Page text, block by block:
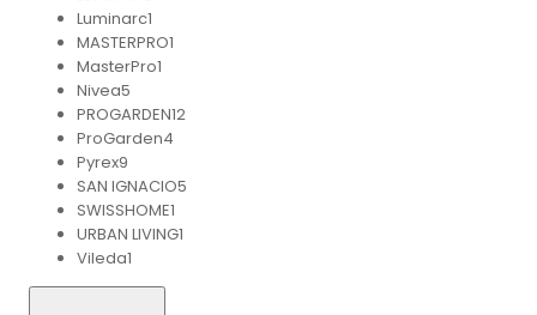
Luminarc1
MASTERPRO1
MasterPro1
Nivea5
PROGARDEN12
ProGarden4
Pyrex9
SAN IGNACIO5
SWISSHOME1
URBAN LIVING1
Vileda1